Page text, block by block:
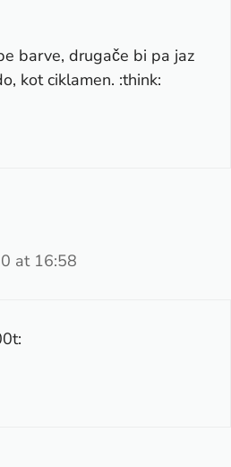
barve, drugače bi pa jaz
kot ciklamen. :think:
at 16:58